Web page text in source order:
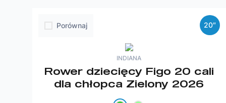
Porównaj
INDIANA
Rower dziecięcy Figo 20 cali
dla chłopca Zielony 2026
20″